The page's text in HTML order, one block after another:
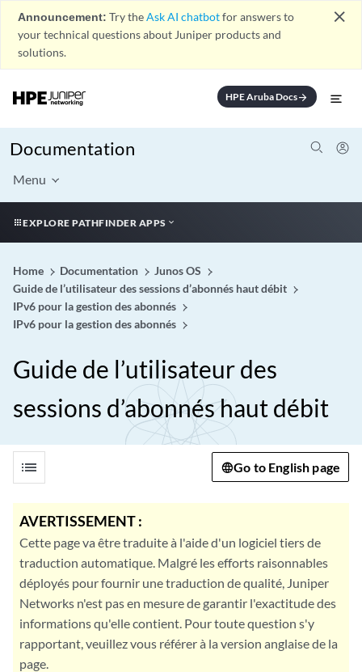
Announcement: Try theAsk AI chatbotfor answers to
your technical questions about Juniper products and
solutions.
close
HPE Aruba Docsarrow_forward
Documentation
Menu
EXPLORE PATHFINDER APPS
Home Documentation
Junos OS
Guide de l’utilisateur des sessions d’abonnés haut débit
IPv6 pour la gestion des abonnés
IPv6 pour la gestion des abonnés
Guide de l’utilisateur des
sessions d’abonnés haut débit
list Go to English page
AVERTISSEMENT :
Cette page va être traduite à l'aide d'un logiciel tiers de
traduction automatique. Malgré les efforts raisonnables
déployés pour fournir une traduction de qualité, Juniper
Networks n'est pas en mesure de garantir l'exactitude des
informations qu'elle contient. Pour toute question s'y
rapportant, veuillez vous référer à la version anglaise de la
page.